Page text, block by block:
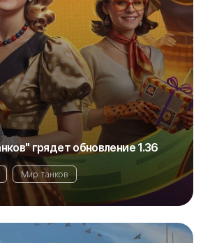
грядет обновление 1.36
Мир танков